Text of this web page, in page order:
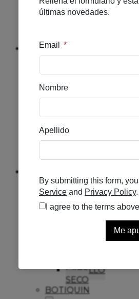
CUELLO
DESPIGMENTANTE
Solar
NUTRICOSMETICO
SOLAR
SOLAR
MEDIO
INFANTIL
Capilar
ANTICASPA
CABELLO
SECO
BOTIQUIN